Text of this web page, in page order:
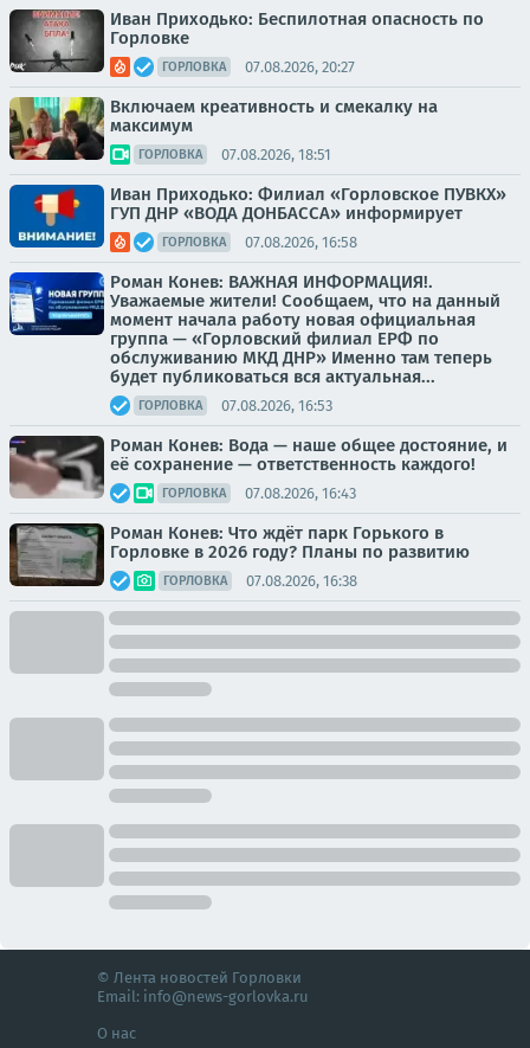
Иван Приходько: Беспилотная опасность по
Горловке
ГОРЛОВКА 07.08.2026, 20:27
Включаем креативность и смекалку на
максимум
ГОРЛОВКА 07.08.2026, 18:51
Иван Приходько: Филиал «Горловское ПУВКХ»
ГУП ДНР «ВОДА ДОНБАССА» информирует
ГОРЛОВКА 07.08.2026, 16:58
Роман Конев: ВАЖНАЯ ИНФОРМАЦИЯ!.
Уважаемые жители! Сообщаем, что на данный
момент начала работу новая официальная
группа — «Горловский филиал ЕРФ по
обслуживанию МКД ДНР» Именно там теперь
будет публиковаться вся актуальная...
ГОРЛОВКА 07.08.2026, 16:53
Роман Конев: Вода — наше общее достояние, и
её сохранение — ответственность каждого!
ГОРЛОВКА 07.08.2026, 16:43
Роман Конев: Что ждёт парк Горького в
Горловке в 2026 году? Планы по развитию
ГОРЛОВКА 07.08.2026, 16:38
© Лента новостей Горловки
Email: info@news-gorlovka.ru
О нас